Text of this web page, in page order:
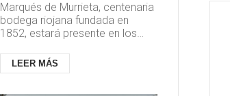
Marqués de Murrieta, centenaria
bodega riojana fundada en
1852, estará presente en los
esta competición internaci...
LEER MÁS